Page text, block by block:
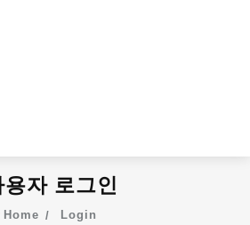
용자 로그인
Home Login